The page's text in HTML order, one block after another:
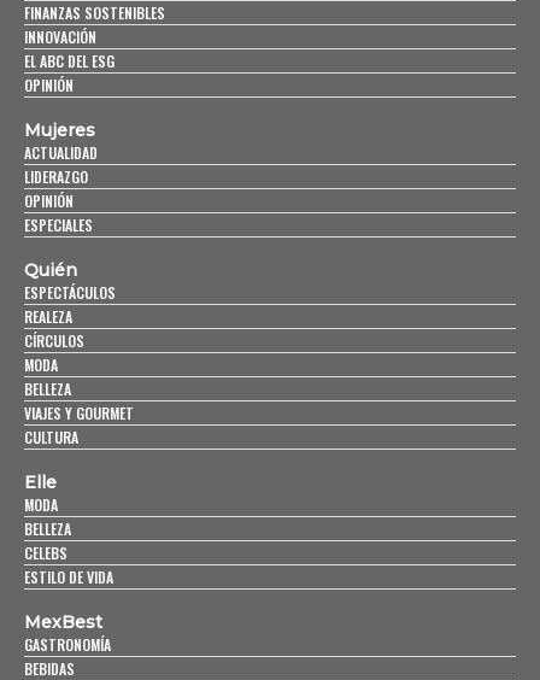
FINANZAS SOSTENIBLES
INNOVACIÓN
EL ABC DEL ESG
OPINIÓN
Mujeres
ACTUALIDAD
LIDERAZGO
OPINIÓN
ESPECIALES
Quién
ESPECTÁCULOS
REALEZA
CÍRCULOS
MODA
BELLEZA
VIAJES Y GOURMET
CULTURA
Elle
MODA
BELLEZA
CELEBS
ESTILO DE VIDA
MexBest
GASTRONOMÍA
BEBIDAS